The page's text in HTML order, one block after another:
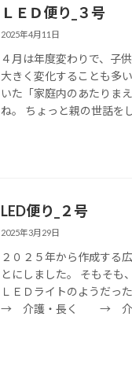
ＬＥＤ便り_３号
2025年4月11日
４月は年度変わりで、子
大きく変化することも多
いた「家庭内のあたりま
ね。 ちょっと親の世話を
LED便り_２号
2025年3月29日
２０２５年から作成する
とにしました。 そもそも
ＬＥＤライトのようだ
→ 介護・長く → 介